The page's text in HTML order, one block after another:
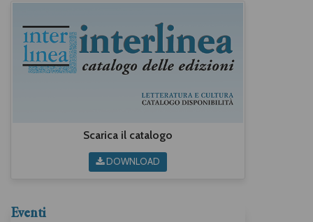
Scarica il catalogo
DOWNLOAD
Eventi